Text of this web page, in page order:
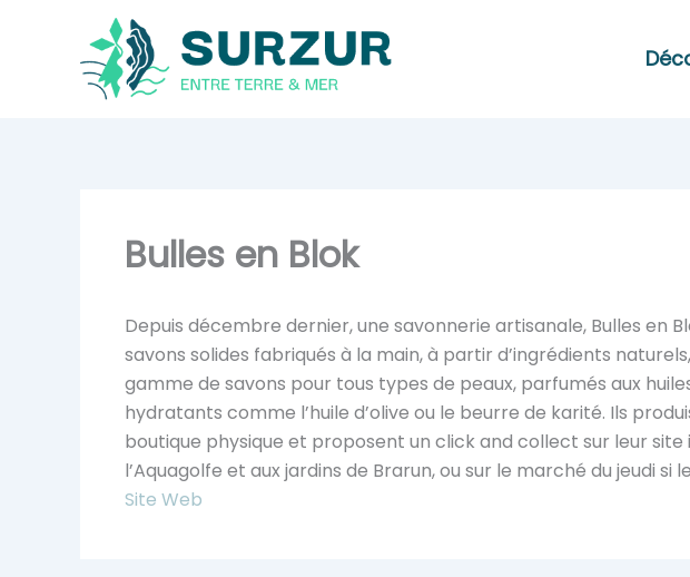
Bulles en Blok
Depuis décembre dernier, une savonnerie artisanale, Bulles en
savons solides fabriqués à la main, à partir d’ingrédients
gamme de savons pour tous types de peaux, parfumés aux
hydratants comme l’huile d’olive ou le beurre de karité. Ils
boutique physique et proposent un click and collect sur leur
l’Aquagolfe et aux jardins de Brarun, ou sur le marché du jeudi si
Site Web